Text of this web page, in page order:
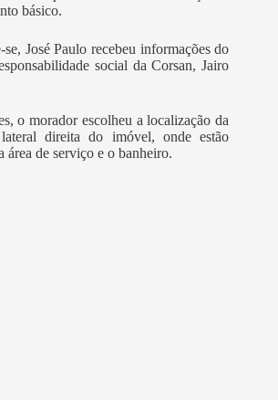
básico.
José Paulo recebeu informações do
social da Corsan, Jairo
o morador escolheu a localização da
direita do imóvel, onde estão
área de serviço e o banheiro.